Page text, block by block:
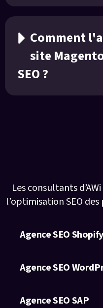
Comment
site
SEO ?
Les consultants
l’optimisation SEO
Agence SEO Shopify
Agence SEO
Agence SEO SAP